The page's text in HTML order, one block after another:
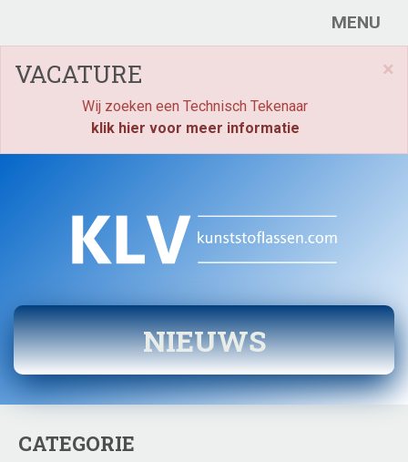
MENU
×
VACATURE
Wij zoeken een Technisch Tekenaar
klik hier voor meer informatie
NIEUWS
CATEGORIE